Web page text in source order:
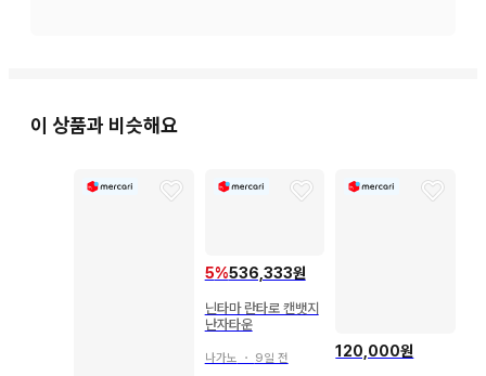
이 상품과 비슷해요
5%536,333원
닌타마 란타로 캔뱃지
난자타운
나가노 ・ 9일 전 120,000원